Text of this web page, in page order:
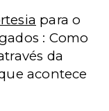
para o
: Como
da
acontece